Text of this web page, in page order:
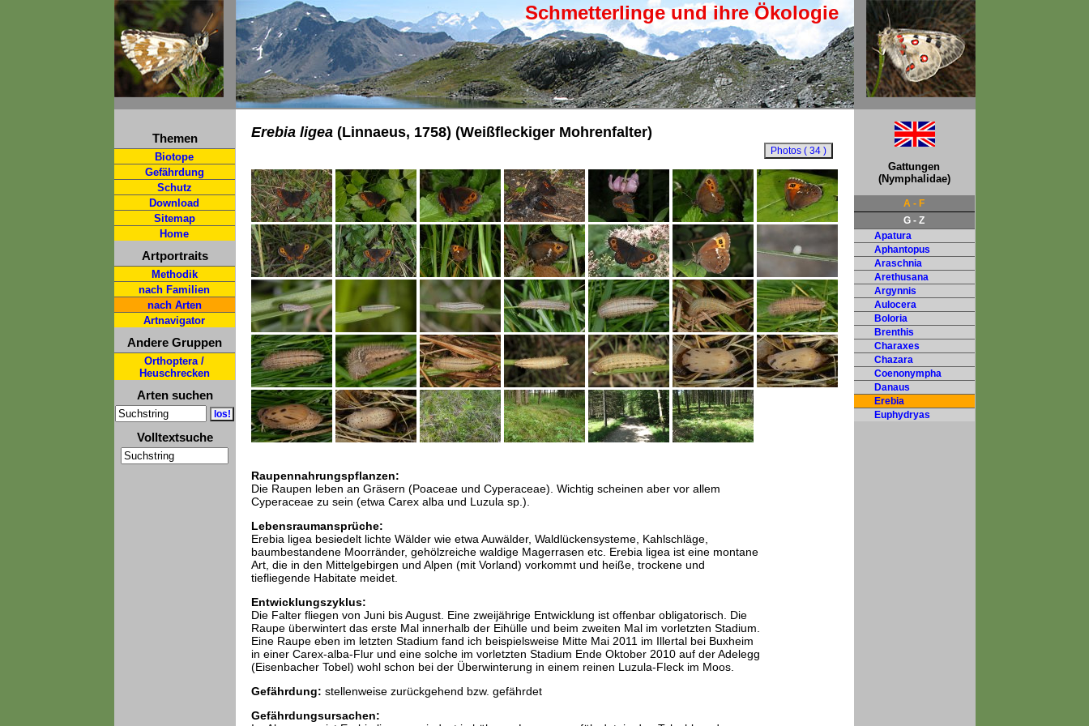
Schmetterlinge und ihre Ökologie
Themen
Biotope
Gefährdung
Schutz
Download
Sitemap
Home
Artportraits
Methodik
nach Familien
nach Arten
Artnavigator
Andere Gruppen
Orthoptera /
Heuschrecken
Arten suchen
Volltextsuche
Erebia ligea(Linnaeus, 1758) (Weißfleckiger Mohrenfalter)
Raupennahrungspflanzen:
Die Raupen leben an Gräsern (Poaceae und Cyperaceae). Wichtig scheinen aber vor allem
Cyperaceae zu sein (etwa Carex alba und Luzula sp.).
Lebensraumansprüche:
Erebia ligea besiedelt lichte Wälder wie etwa Auwälder, Waldlückensysteme, Kahlschläge,
baumbestandene Moorränder, gehölzreiche waldige Magerrasen etc. Erebia ligea ist eine montane
Art, die in den Mittelgebirgen und Alpen (mit Vorland) vorkommt und heiße, trockene und
tiefliegende Habitate meidet.
Entwicklungszyklus:
Die Falter fliegen von Juni bis August. Eine zweijährige Entwicklung ist offenbar obligatorisch. Die
Raupe überwintert das erste Mal innerhalb der Eihülle und beim zweiten Mal im vorletzten Stadium.
Eine Raupe eben im letzten Stadium fand ich beispielsweise Mitte Mai 2011 im Illertal bei Buxheim
in einer Carex-alba-Flur und eine solche im vorletzten Stadium Ende Oktober 2010 auf der Adelegg
(Eisenbacher Tobel) wohl schon bei der Überwinterung in einem reinen Luzula-Fleck im Moos.
Gefährdung: stellenweise zurückgehend bzw. gefährdet
Gefährdungsursachen:
Gattungen
(Nymphalidae)
A - F
G - Z
Apatura
Aphantopus
Araschnia
Arethusana
Argynnis
Aulocera
Boloria
Brenthis
Charaxes
Chazara
Coenonympha
Danaus
Erebia
Euphydryas